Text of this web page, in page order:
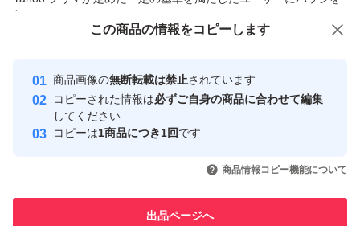
付与しています
安心取引出品者
心・安全なユーザーです
取引実績
引を完了させた実績があります
での取引実績があります
この商品の情報をコピーします
商品画像の無断転載は禁止されています
コピーされた情報は必ずご自身の商品に合わせて編集
してください
コピーは1商品につき1回です
商品情報コピー機能について
出品ページへ
この商品をみている人にオススメ